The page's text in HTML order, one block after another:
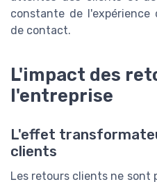
constante de
de contact.
L'impact des
l'entreprise
L'effet
clients
Les retours clients ne sont